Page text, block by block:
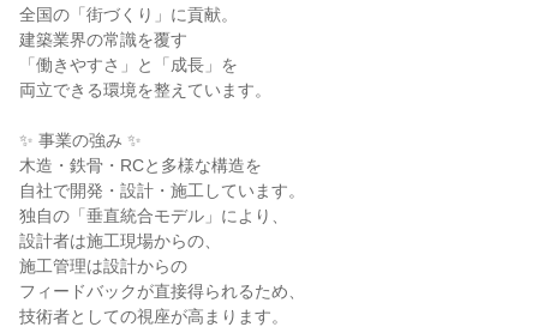
全国の「街づくり」に貢献。
建築業界の常識を覆す
「働きやすさ」と「成長」を
両立できる環境を整えています。
✨ 事業の強み ✨
木造・鉄骨・RCと多様な構造を
自社で開発・設計・施工しています。
独自の「垂直統合モデル」により、
設計者は施工現場からの、
施工管理は設計からの
フィードバックが直接得られるため、
技術者としての視座が高まります。